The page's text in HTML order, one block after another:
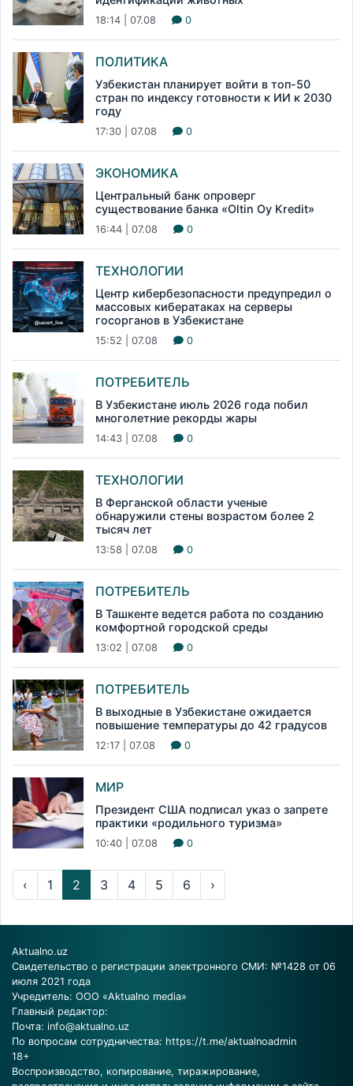
18:14 | 07.08 0
ПОЛИТИКА
Узбекистан планирует войти в топ-50
стран по индексу готовности к ИИ к 2030
году
17:30 | 07.08 0
ЭКОНОМИКА
Центральный банк опроверг
существование банка «Oltin Oy Kredit»
16:44 | 07.08 0
ТЕХНОЛОГИИ
Центр кибербезопасности предупредил о
массовых кибератаках на серверы
госорганов в Узбекистане
15:52 | 07.08 0
ПОТРЕБИТЕЛЬ
В Узбекистане июль 2026 года побил
многолетние рекорды жары
14:43 | 07.08 0
ТЕХНОЛОГИИ
В Ферганской области ученые
обнаружили стены возрастом более 2
тысяч лет
13:58 | 07.08 0
ПОТРЕБИТЕЛЬ
В Ташкенте ведется работа по созданию
комфортной городской среды
13:02 | 07.08 0
ПОТРЕБИТЕЛЬ
В выходные в Узбекистане ожидается
повышение температуры до 42 градусов
12:17 | 07.08 0
МИР
Президент США подписал указ о запрете
практики «родильного туризма»
10:40 | 07.08 0
‹ 1 2 3 4 5 6 ›
Aktualno.uz
Свидетельство о регистрации электронного СМИ: №1428 от 06
июля 2021 года
Учредитель: ООО «Aktualno media»
Главный редактор:
Почта: info@aktualno.uz
По вопросам сотрудничества: https://t.me/aktualnoadmin
18+
Воспроизводство, копирование, тиражирование,